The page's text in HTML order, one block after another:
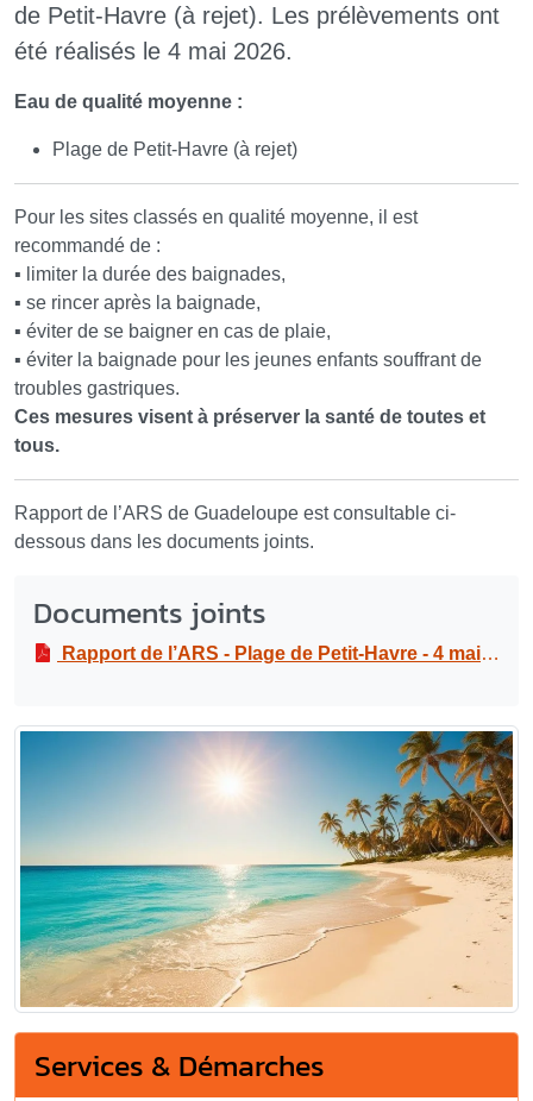
de Petit-Havre (à rejet). Les prélèvements ont
été réalisés le 4 mai 2026.
Eau de qualité moyenne :
Plage de Petit-Havre (à rejet)
Pour les sites classés en qualité moyenne, il est
recommandé de :
▪ limiter la durée des baignades,
▪ se rincer après la baignade,
▪ éviter de se baigner en cas de plaie,
▪ éviter la baignade pour les jeunes enfants souffrant de
troubles gastriques.
Ces mesures visent à préserver la santé de toutes et
tous.
Rapport de l’ARS de Guadeloupe est consultable ci-
dessous dans les documents joints.
Documents joints
Rapport de l’ARS - Plage de Petit-Havre - 4 mai 2026
Services & Démarches